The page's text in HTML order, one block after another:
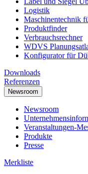
Logistik
Maschinentechnik
Produktfinder
Verbrauchsrechner
WDVS
Konfigurator für
Downloads
Referenzen
Newsroom
Newsroom
Veranstaltungen-
Produkte
Presse
Merkliste